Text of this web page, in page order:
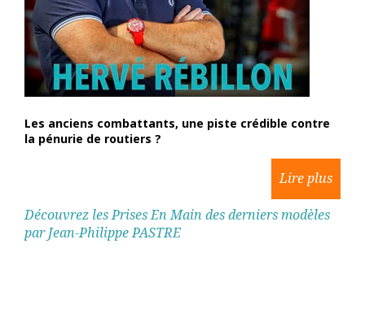
Les anciens combattants, une piste crédible contre
la pénurie de routiers ?
Découvrez les Prises En Main des derniers modèles
par Jean-Philippe PASTRE